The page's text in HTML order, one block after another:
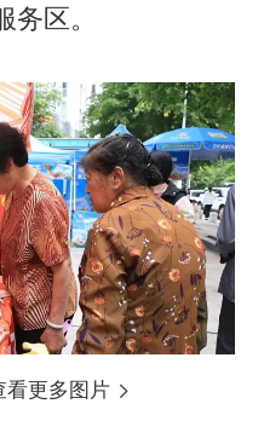
区。
看更多图片